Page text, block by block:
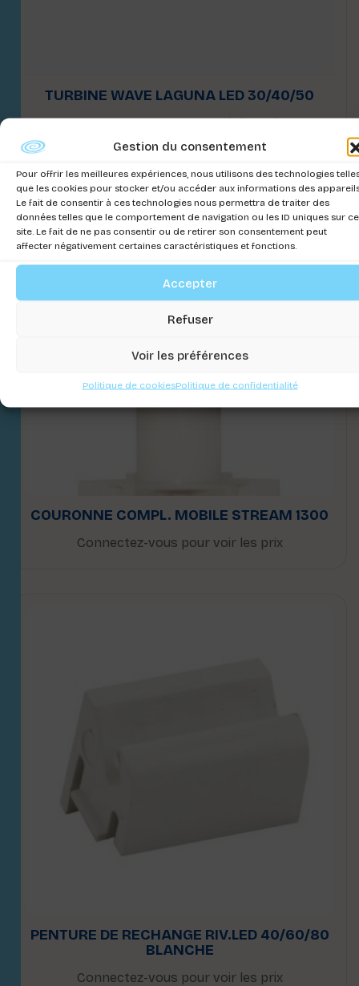
Gestion du consentement
Pour offrir les meilleures expériences, nous utilisons des technologies
que les cookies pour stocker et/ou accéder aux informations des
Le fait de consentir à ces technologies nous permettra de traiter des
données telles que le comportement de navigation ou les ID uniques sur ce
site. Le fait de ne pas consentir ou de retirer son consentement peut
affecter négativement certaines caractéristiques et fonctions.
Accepter
Refuser
Voir les préférences
Politique de cookiesPolitique de confidentialité
TURBINE WAVE LAGUNA LED 30/40/50
Connectez-vous pour voir les prix
COURONNE COMPL. MOBILE STREAM 1300
Connectez-vous pour voir les prix
PENTURE DE RECHANGE RIV.LED 40/60/80
BLANCHE
Connectez-vous pour voir les prix